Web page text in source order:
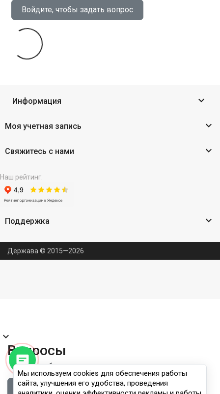
Войдите, чтобы задать вопрос
Информация 
Моя учетная запись 
Свяжитесь с нами 
Наш рейтинг:
Поддержка 
Держава © 2015—2026
Мы используем cookies для обеспечения работы
сайта, улучшения его удобства, проведения
expand_more
Вопросы
Правила публикации
Войдите, чтобы задать вопрос